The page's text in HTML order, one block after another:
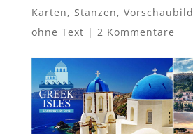
Karten, Stanzen, Vorschaubild
ohne Text | 2 Kommentare